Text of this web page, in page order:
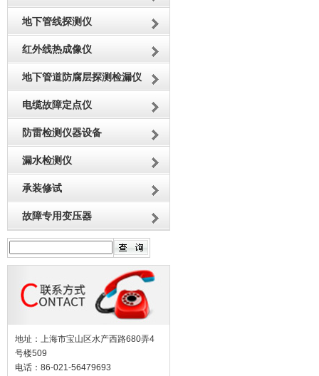
地下管线探测仪
红外线热成像仪
地下管道防腐层探测检漏仪
电缆故障定点仪
防雷检测仪器设备
漏水检测仪
承装修试
故障专用变压器
地址：上海市宝山区水产西路680弄4
号楼509
电话：86-021-56479693